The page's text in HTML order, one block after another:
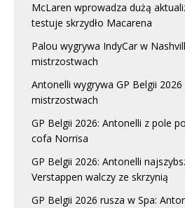
McLaren wprowadza dużą
testuje skrzydło Macarena
Palou wygrywa IndyCar w
mistrzostwach
Antonelli wygrywa GP Belgii
mistrzostwach
GP Belgii 2026: Antonelli z pole
cofa Norrisa
GP Belgii 2026: Antonelli
Verstappen walczy ze skrzynią
GP Belgii 2026 rusza w Spa: